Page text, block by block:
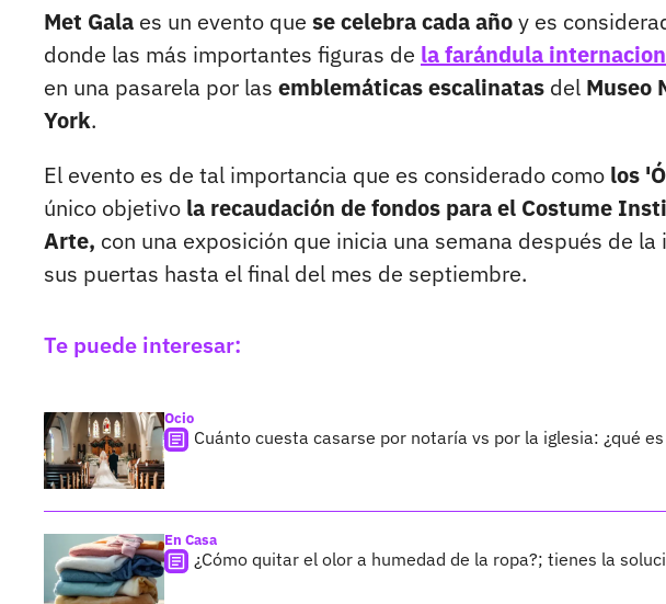
Met Gala es un evento que se celebra cada añoy es
donde las más importantes figuras de la farándula
en una pasarela por las emblemáticas escalinatas del Museo
York.
El evento es de tal importancia que es considerado como los
único objetivo la recaudación de fondos para el Costume
Arte, con una exposición que inicia una semana después de
sus puertas hasta el final del mes de septiembre.
Te puede interesar:
Ocio
Cuánto cuesta casarse por notaría vs por la iglesia: ¿qué
En Casa
¿Cómo quitar el olor a humedad de la ropa?; tienes la